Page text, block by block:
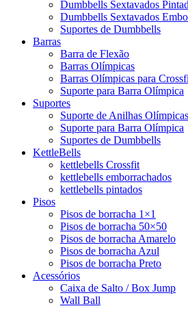
Dumbbells Sextavados
Dumbbells Sextavados
Suportes de Dumbbells
Barras
Barra de Flexão
Barras Olímpicas
Barras Olímpicas para
Suporte para Barra Olímpica
Suportes
Suporte de Anilhas Olímpicas
Suporte para Barra Olímpica
Suportes de Dumbbells
KettleBells
kettlebells Crossfit
kettlebells emborrachados
kettlebells pintados
Pisos
Pisos de borracha 1×1
Pisos de borracha 50×50
Pisos de borracha Amarelo
Pisos de borracha Azul
Pisos de borracha Preto
Acessórios
Caixa de Salto / Box Jump
Wall Ball